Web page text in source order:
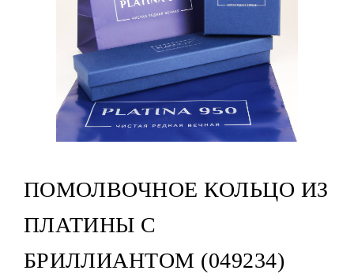
ПОМОЛВОЧНОЕ КОЛЬЦО ИЗ
ПЛАТИНЫ С
БРИЛЛИАНТОМ (049234)